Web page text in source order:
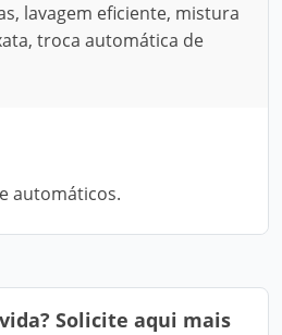
lavagem eficiente, mistura
troca automática de
automáticos.
Solicite aqui mais